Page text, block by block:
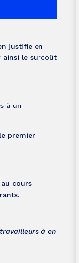
justifie en
ainsi le surcoût
à un
premier
cours
à en